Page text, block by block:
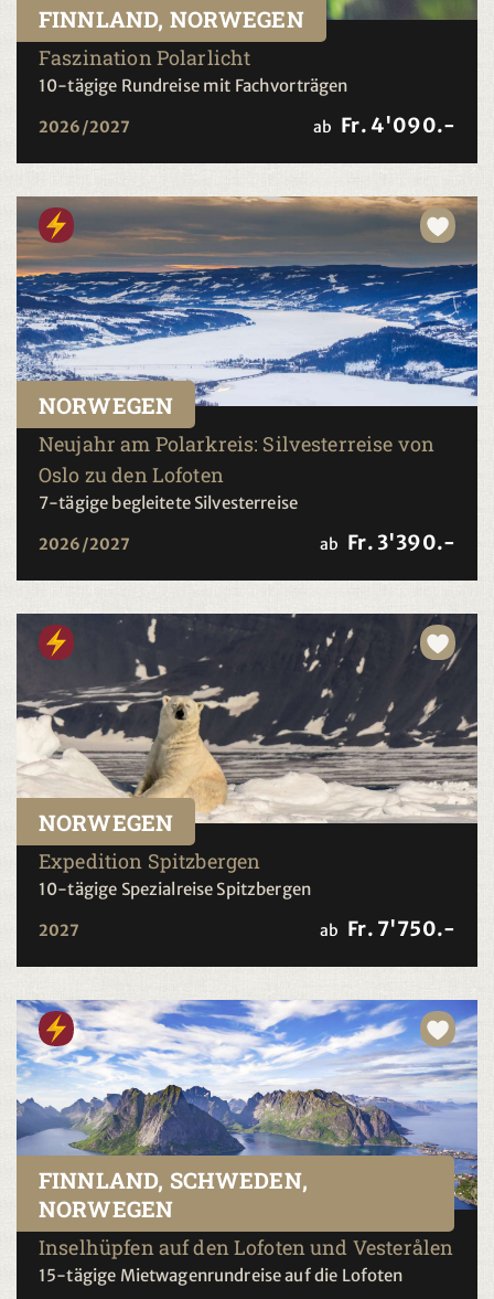
FINNLAND, NORWEGEN
Faszination Polarlicht
10-tägige Rundreise mit Fachvorträgen
2026/2027 ab Fr. 4'090.-
NORWEGEN
Neujahr am Polarkreis: Silvesterreise von
Oslo zu den Lofoten
7-tägige begleitete Silvesterreise
2026/2027 ab Fr. 3'390.-
NORWEGEN
Expedition Spitzbergen
10-tägige Spezialreise Spitzbergen
2027 ab Fr. 7'750.-
FINNLAND, SCHWEDEN,
NORWEGEN
Inselhüpfen auf den Lofoten und Vesterålen
15-tägige Mietwagenrundreise auf die Lofoten